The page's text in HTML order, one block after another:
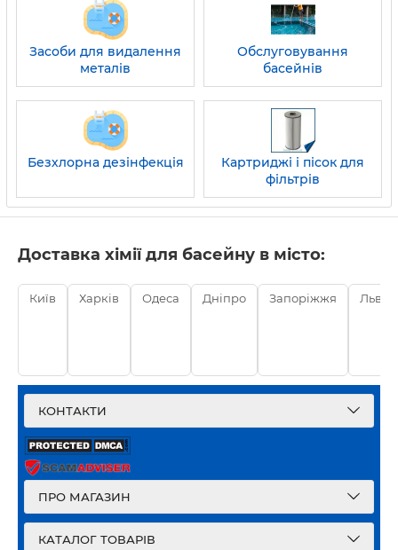
Засоби для видалення
металів
Обслуговування
басейнів
Безхлорна дезінфекція
Картриджі і пісок для
фільтрів
Доставка хімії для басейну в місто:
Київ Харків Одеса Дніпро Запоріжжя Львів
КОНТАКТИ
ПРО МАГАЗИН
КАТАЛОГ ТОВАРІВ